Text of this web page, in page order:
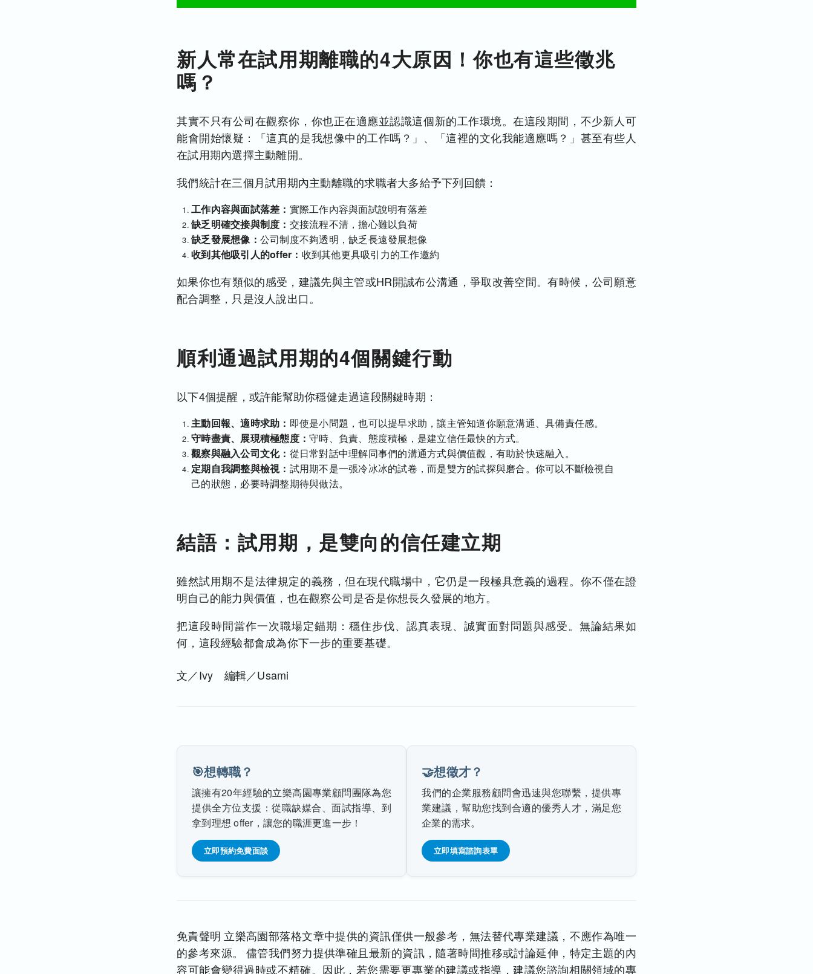
新人常在試用期離職的4大原因！你也有這些徵兆
嗎？
其實不只有公司在觀察你，你也正在適應並認識這個新的工作環境。在這段期間，不少新人可
能會開始懷疑：「這真的是我想像中的工作嗎？」、「這裡的文化我能適應嗎？」甚至有些人
在試用期內選擇主動離開。
我們統計在三個月試用期內主動離職的求職者大多給予下列回饋：
工作內容與面試落差： 實際工作內容與面試說明有落差
缺乏明確交接與制度： 交接流程不清，擔心難以負荷
缺乏發展想像： 公司制度不夠透明，缺乏長遠發展想像
收到其他吸引人的offer： 收到其他更具吸引力的工作邀約
如果你也有類似的感受，建議先與主管或HR開誠布公溝通，爭取改善空間。有時候，公司願意
配合調整，只是沒人說出口。
順利通過試用期的4個關鍵行動
以下4個提醒，或許能幫助你穩健走過這段關鍵時期：
主動回報、適時求助： 即使是小問題，也可以提早求助，讓主管知道你願意溝通、具備責任感。
守時盡責、展現積極態度： 守時、負責、態度積極，是建立信任最快的方式。
觀察與融入公司文化： 從日常對話中理解同事們的溝通方式與價值觀，有助於快速融入。
定期自我調整與檢視： 試用期不是一張冷冰冰的試卷，而是雙方的試探與磨合。你可以不斷檢視自
己的狀態，必要時調整期待與做法。
結語：試用期，是雙向的信任建立期
雖然試用期不是法律規定的義務，但在現代職場中，它仍是一段極具意義的過程。你不僅在證
明自己的能力與價值，也在觀察公司是否是你想長久發展的地方。
把這段時間當作一次職場定錨期：穩住步伐、認真表現、誠實面對問題與感受。無論結果如
何，這段經驗都會成為你下一步的重要基礎。
文／Ivy 編輯／Usami
🎯想轉職？
讓擁有20年經驗的立樂高園專業顧問團隊為您
提供全方位支援：從職缺媒合、面試指導、到
拿到理想 offer，讓您的職涯更進一步！
立即預約免費面談
🤝想徵才？
我們的企業服務顧問會迅速與您聯繫，提供專
業建議，幫助您找到合適的優秀人才，滿足您
企業的需求。
立即填寫諮詢表單
免責聲明 立樂高園部落格文章中提供的資訊僅供一般參考，無法替代專業建議，不應作為唯一
的參考來源。 儘管我們努力提供準確且最新的資訊，隨著時間推移或討論延伸，特定主題的內
容可能會變得過時或不精確。因此，若您需要更專業的建議或指導，建議您諮詢相關領域的專